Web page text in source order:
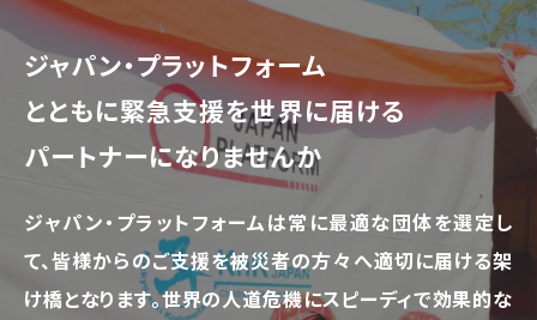
ジャパン・プラットフォーム
とともに緊急支援を世界に届ける
パートナーになりませんか
ジャパン・プラットフォームは常に最適な団体を選定し
て、皆様からのご支援を被災者の方々へ適切に届ける架
け橋となります。世界の人道危機にスピーディで効果的な